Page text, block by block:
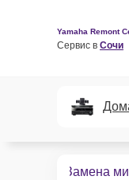
Yamaha Remont
Сервис в Сочи
Замена